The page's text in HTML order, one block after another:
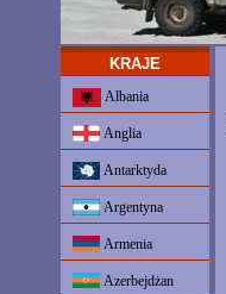
KRAJE
Albania
Anglia
Antarktyda
Argentyna
Armenia
Azerbejdżan